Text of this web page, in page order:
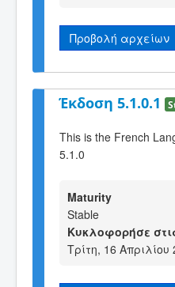
Προβολή αρχείων
Έκδοση 5.1.0.1
This is the French
5.1.0
Maturity
Stable
Κυκλοφορήσε
Τρίτη, 16 Απριλίου